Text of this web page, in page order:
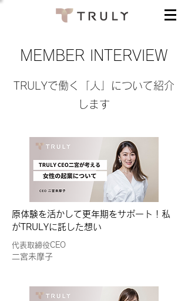
MEMBER INTERVIEW
TRULYで働く「人」について紹介
します
原体験を活かして更年期をサポート！私
がTRULYに託した想い
代表取締役CEO
二宮未摩子